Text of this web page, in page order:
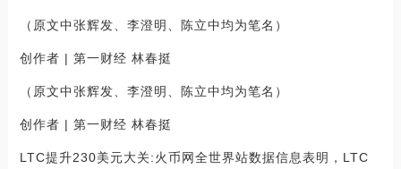
（原文中张辉发、李澄明、陈立中均为笔名）
创作者 | 第一财经 林春挺
（原文中张辉发、李澄明、陈立中均为笔名）
创作者 | 第一财经 林春挺
LTC提升230美元大关:火币网全世界站数据信息表明，LTC